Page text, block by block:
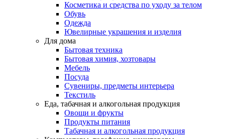
Косметика и средства по уходу за телом
Обувь
Одежда
Ювелирные украшения и изделия
Для дома
Бытовая техника
Бытовая химия, хозтовары
Мебель
Посуда
Сувениры, предметы интерьера
Текстиль
Еда, табачная и алкогольная продукция
Овощи и фрукты
Продукты питания
Табачная и алкогольная продукция